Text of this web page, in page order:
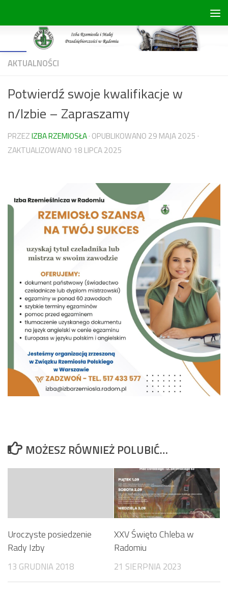
Open toolbar
AKTUALNOŚCI
Potwierdź swoje kwalifikacje w
n/Izbie – Zapraszamy
PRZEZIZBA RZEMIOSŁA· OPUBLIKOWANO 29 MAJA 2025 ·
ZAKTUALIZOWANO 18 LIPCA 2025
MOŻESZ RÓWNIEŻ POLUBIĆ…
Uroczyste posiedzenie
Rady Izby
13 GRUDNIA 2018
XXV Święto Chleba w
Radomiu
21 SIERPNIA 2023